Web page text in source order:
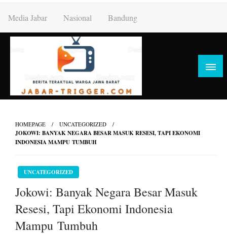
content
Media Jabar Nasional Bandung
HOMEPAGE UNCATEGORIZED
JOKOWI: BANYAK NEGARA BESAR MASUK RESESI, TAPI EKONOMI
INDONESIA MAMPU TUMBUH
UNCATEGORIZED
Jokowi: Banyak Negara Besar Masuk
Resesi, Tapi Ekonomi Indonesia
Mampu Tumbuh